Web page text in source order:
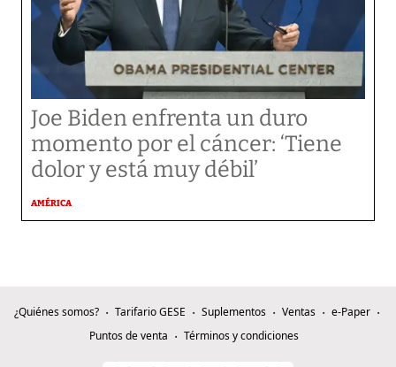
Joe Biden enfrenta un duro
momento por el cáncer: ‘Tiene
dolor y está muy débil’
AMÉRICA
¿Quiénes somos? Tarifario GESE Suplementos Ventas
e-Paper
Puntos de venta
Términos y condiciones